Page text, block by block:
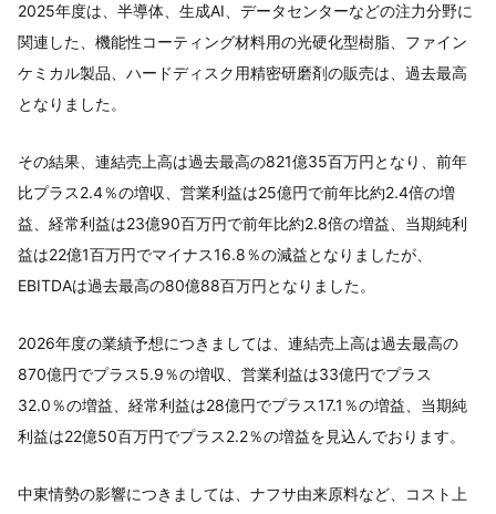
2025年度は、半導体、生成AI、データセンターなどの注力分野に
関連した、機能性コーティング材料用の光硬化型樹脂、ファイン
ケミカル製品、ハードディスク用精密研磨剤の販売は、過去最高
となりました。
その結果、連結売上高は過去最高の821億35百万円となり、前年
比プラス2.4％の増収、営業利益は25億円で前年比約2.4倍の増
益、経常利益は23億90百万円で前年比約2.8倍の増益、当期純利
益は22億1百万円でマイナス16.8％の減益となりましたが、
EBITDAは過去最高の80億88百万円となりました。
2026年度の業績予想につきましては、連結売上高は過去最高の
870億円でプラス5.9％の増収、営業利益は33億円でプラス
32.0％の増益、経常利益は28億円でプラス17.1％の増益、当期純
利益は22億50百万円でプラス2.2％の増益を見込んでおります。
中東情勢の影響につきましては、ナフサ由来原料など、コスト上